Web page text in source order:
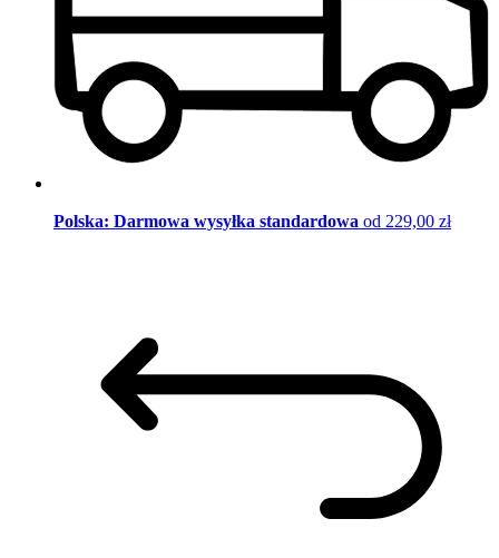
Polska: Darmowa wysyłka standardowa od 229,00 zł